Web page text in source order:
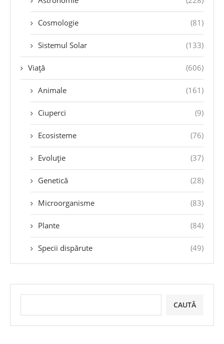
Cosmologie (81)
Sistemul Solar (133)
Viață (606)
Animale (161)
Ciuperci (9)
Ecosisteme (76)
Evoluție (37)
Genetică (28)
Microorganisme (83)
Plante (84)
Specii dispărute (49)
CAUTĂ